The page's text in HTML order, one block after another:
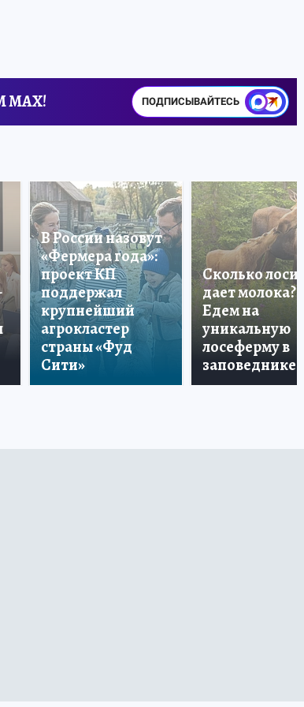
ПОДПИСЫВАЙТЕСЬ
В России назовут
«Фермера года»:
проект КП
поддержал
крупнейший
агрокластер
страны «Фуд
Сити»
Сколько лосиха
дает молока?
Едем на
уникальную
лосеферму в
заповеднике!